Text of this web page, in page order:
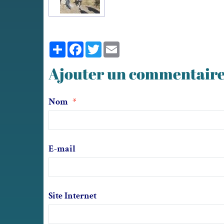
PartagerFacebook
Twitter
Ajouter un
Nom
E-mail
Site Internet